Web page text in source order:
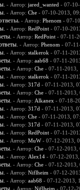
- Автор: jared_wanted - 07-
- Автор: Che- 07-10-2013,
- Автор: Phenom - 07-
- Автор: RedPoint- 07-10-
- Автор: RedPoint- 07-11-
- Автор: Phenom - 07-
- Автор: stalkerok - 07-11-
- Автор: aab68 - 07-11-
- Автор: Che- 07-11-2013,
- Автор: stalkerok - 07-11-
- Автор: 317d - 07-11-2013,
- Автор: Che- 07-11-2013,
- Автор: Alkanex - 07-18-
- Автор: 317d - 07-11-2013,
- Автор: Che- 07-11-2013,
- Автор: 317d - 07-11-2013,
- Автор: RedPoint- 07-11-
- Автор: MuW- 07-12-2013,
- Автор: Che- 07-12-2013,
- Автор: Alex14- 07-12-2013,
- Автор: Che- 07-12-2013,
- Автор: Niflheim - 07-12-
- Автор: aab68 - 07-12-2013,
- Автор: Niflheim - 07-12-